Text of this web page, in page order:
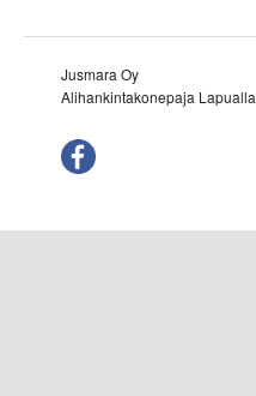
Jusmara Oy
Alihankintakonepaja Lapualla